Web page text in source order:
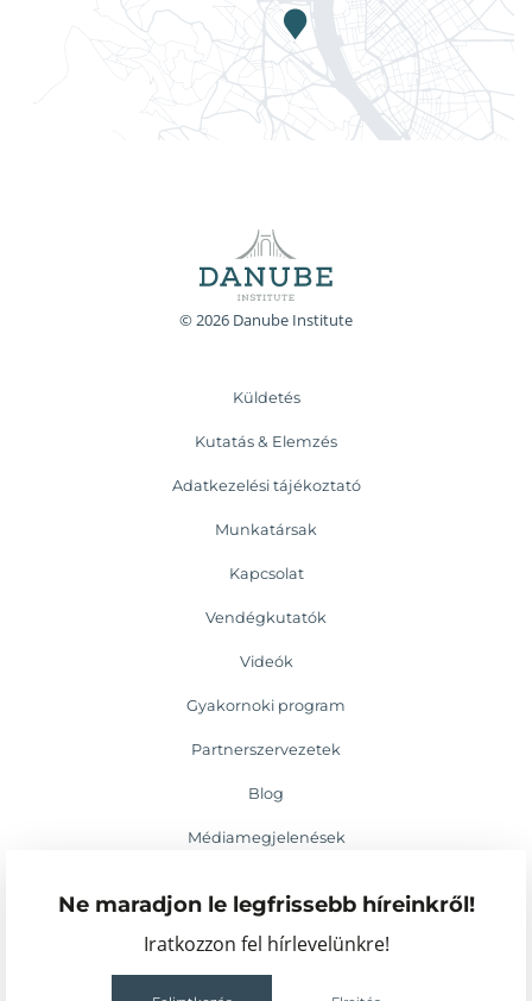
Ne maradjon le legfrissebb híreinkről!
Iratkozzon fel hírlevelünkre!
© 2026 Danube Institute
Küldetés
Kutatás & Elemzés
Adatkezelési tájékoztató
Munkatársak
Kapcsolat
Vendégkutatók
Videók
Gyakornoki program
Partnerszervezetek
Blog
Médiamegjelenések